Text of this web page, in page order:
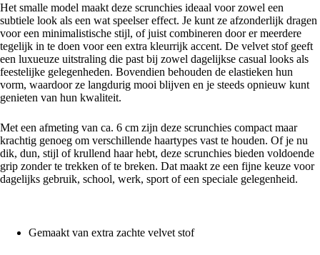
Het smalle model maakt deze scrunchies ideaal voor zowel een
subtiele look als een wat speelser effect. Je kunt ze afzonderlijk dragen
voor een minimalistische stijl, of juist combineren door er meerdere
tegelijk in te doen voor een extra kleurrijk accent. De velvet stof geeft
een luxueuze uitstraling die past bij zowel dagelijkse casual looks als
feestelijke gelegenheden. Bovendien behouden de elastieken hun
vorm, waardoor ze langdurig mooi blijven en je steeds opnieuw kunt
genieten van hun kwaliteit.
Met een afmeting van ca. 6 cm zijn deze scrunchies compact maar
krachtig genoeg om verschillende haartypes vast te houden. Of je nu
dik, dun, stijl of krullend haar hebt, deze scrunchies bieden voldoende
grip zonder te trekken of te breken. Dat maakt ze een fijne keuze voor
dagelijks gebruik, school, werk, sport of een speciale gelegenheid.
Gemaakt van extra zachte velvet stof